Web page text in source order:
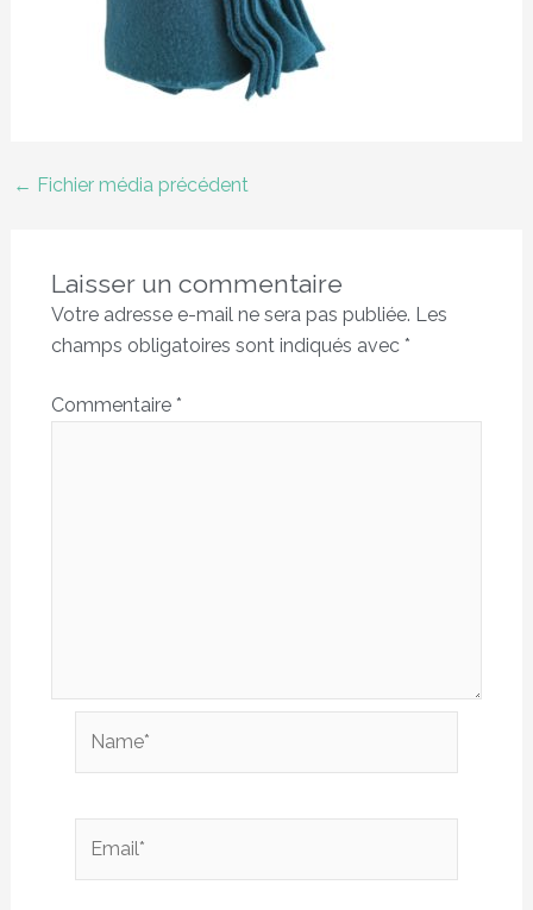
← Fichier média précédent
Laisser un commentaire
Votre adresse e-mail ne sera pas publiée. Les
champs obligatoires sont indiqués avec *
Commentaire *